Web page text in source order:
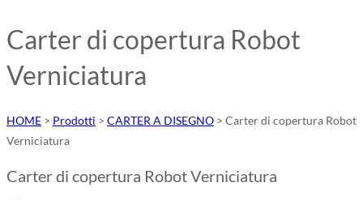
Carter di copertura Robot
Verniciatura
HOME > Prodotti > CARTER A DISEGNO > Carter di copertura Robot
Verniciatura
Carter di copertura Robot Verniciatura